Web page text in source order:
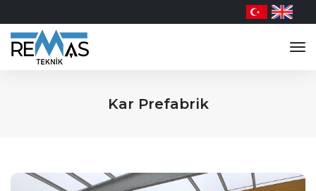
Kar Prefabrik